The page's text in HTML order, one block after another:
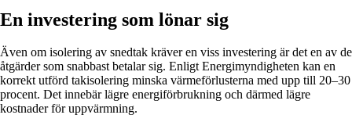
En investering som lönar sig
Även om isolering av snedtak kräver en viss investering är det en av de
åtgärder som snabbast betalar sig. Enligt Energimyndigheten kan en
korrekt utförd takisolering minska värmeförlusterna med upp till 20–30
procent. Det innebär lägre energiförbrukning och därmed lägre
kostnader för uppvärmning.